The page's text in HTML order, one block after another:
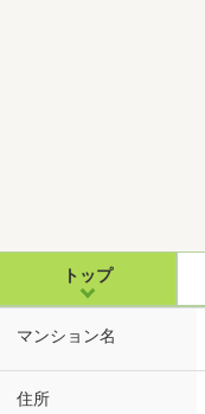
トップ
マンション名
住所